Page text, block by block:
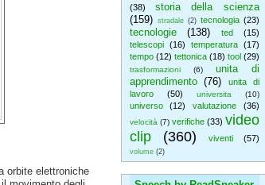
(38)
storia della scienza
(159)
stradale (2) tecnologia (23)
tecnologie (138) ted
(15)
telescopi
(16) temperatura
(17)
tempo (12) tettonica (18) tool (29)
trasformazioni (6)
unita di
apprendimento (76)
unita di
lavoro
(50) universita (10)
universo (12) valutazione (36)
velocità (7) verifiche (33) video
clip
(360) viventi (57)
volume (2)
orbite elettroniche